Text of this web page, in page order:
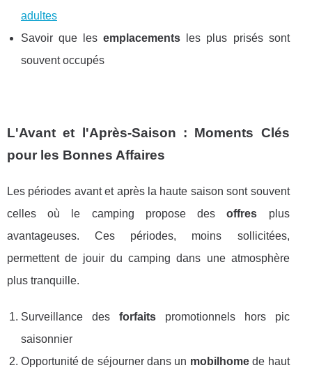
adultes
Savoir que lesemplacements les plus prisés sont
souvent occupés
L'Avant et l'Après-Saison : Moments Clés
pour les Bonnes Affaires
Les périodes avant et après la haute saison sont souvent
celles où le camping propose desoffres plus
avantageuses. Ces périodes, moins sollicitées,
permettent de jouir du camping dans une atmosphère
plus tranquille.
Surveillance des forfaitspromotionnels hors pic
saisonnier
Opportunité de séjourner dans un mobilhomede haut